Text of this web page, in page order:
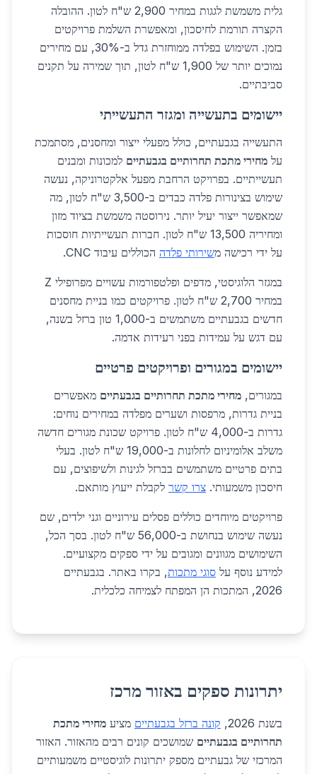
גלית משמשת לגגות במחיר 2,900 ש"ח לטון. ההובלה
הקצרה תורמת לחיסכון, ומאפשרת השלמת פרויקטים
בזמן. השימוש בפלדה ממוחזרת גדל ב-30%, עם מחירים
נמוכים יותר של 1,900 ש"ח לטון, תוך שמירה על תקנים
סביבתיים.
יישומים בתעשייה ומגזר התעשייתי
התעשייה בגבעתיים, כולל מפעלי ייצור ומחסנים, מסתמכת
על מחירי מתכת תחרותיים בגבעתיים למכונות ומבנים
תעשייתיים. בפרויקט הרחבת מפעל אלקטרוניקה, נעשה
שימוש בצינורות פלדה כבדים ב-3,500 ש"ח לטון, מה
שמאפשר ייצור יעיל יותר. נירוסטה משמשת בציוד מזון
ומחיריה 13,500 ש"ח לטון. חברות תעשייתיות חוסכות
על ידי רכישה משירותי פלדה הכוללים עיבוד CNC.
במגזר הלוגיסטי, מדפים ופלטפורמות עשויים מפרופילי Z
במחיר 2,700 ש"ח לטון. פרויקטים כמו בניית מחסנים
חדשים בגבעתיים משתמשים ב-1,000 טון ברזל בשנה,
עם דגש על עמידות בפני רעידות אדמה.
יישומים במגורים ופרויקטים פרטיים
במגורים, מחירי מתכת תחרותיים בגבעתיים מאפשרים
בניית גדרות, מרפסות ושערים מפלדה במחירים נוחים:
גדרות ב-4,000 ש"ח לטון. פרויקט שכונת מגורים חדשה
משלב אלומיניום לחלונות ב-19,000 ש"ח לטון. בעלי
בתים פרטיים משתמשים בברזל לגינות ולשיפוצים, עם
חיסכון משמעותי. צרו קשר לקבלת ייעוץ מותאם.
פרויקטים מיוחדים כוללים פסלים עירוניים וגני ילדים, שם
נעשה שימוש בנחושת ב-56,000 ש"ח לטון. בסך הכל,
השימושים מגוונים ומגובים על ידי ספקים מקצועיים.
למידע נוסף על סוגי מתכות, בקרו באתר. בגבעתיים
2026, המתכות הן המפתח לצמיחה כלכלית.
יתרונות ספקים באזור מרכז
בשנת 2026, קונה ברזל בגבעתיים מציע מחירי מתכת
תחרותיים בגבעתיים שמושכים קונים רבים מהאזור. האזור
המרכזי של גבעתיים מספק יתרונות לוגיסטיים משמעותיים